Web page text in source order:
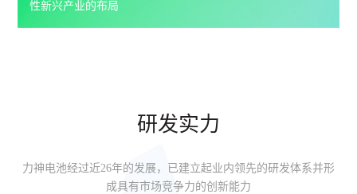
性新兴产业的布局
研发实力
力神电池经过近26年的发展，已建立起业内领先的研发体系并形
成具有市场竞争力的创新能力